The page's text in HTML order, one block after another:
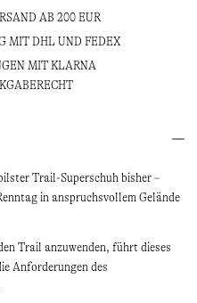
Trail-Superschuh bisher –
in anspruchsvollem Gelände
Trail anzuwenden, führt dieses
Anforderungen des
AB 200 EUR
MIT DHL UND FEDEX
MIT KLARNA